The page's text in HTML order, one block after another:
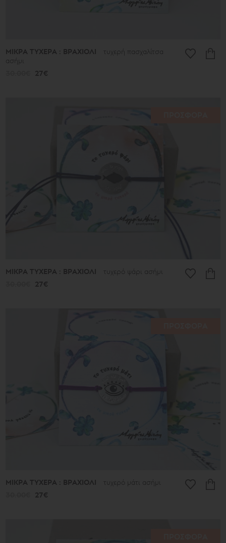
ΜΙΚΡΑ ΤΥΧΕΡΑ : ΒΡΑΧΙΟΛΙ
τυχερή πασχαλίτσα
ασήμι
27€
ΜΙΚΡΑ ΤΥΧΕΡΑ : ΒΡΑΧΙΟΛΙ τυχερό ψάρι ασήμι
27€
ΜΙΚΡΑ ΤΥΧΕΡΑ : ΒΡΑΧΙΟΛΙ τυχερό μάτι ασήμι
27€